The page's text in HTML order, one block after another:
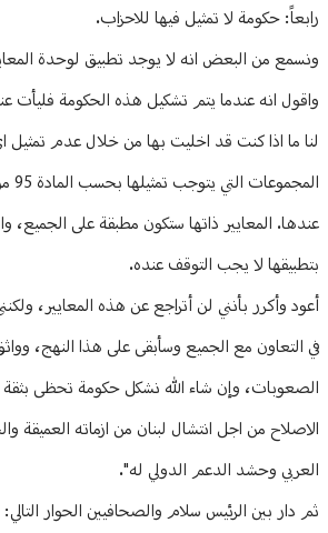
رابعاً: حكومة لا تمثيل فيها للاحزاب.
ونسمع من البعض انه لا يوجد تطبيق لوحدة
واقول انه عندما يتم تشكيل هذه الحكومة فليأت
لنا ما اذا كنت قد اخليت بها من خلال عدم
عندها. المعايير ذاتها ستكون مطبقة على الجميع،
بتطبيقها لا يجب التوقف عنده.
أعود وأكرر بأنني لن أتراجع عن هذه المعايير،
في التعاون مع الجميع وسأبقى على هذا النهج،
الصعوبات، وإن شاء الله نشكل حكومة تحظى بثقة
الاصلاح من اجل انتشال لبنان من ازماته العميقة
العربي وحشد الدعم الدولي له".
ثم دار بين الرئيس سلام والصحافيين الحوار التالي: